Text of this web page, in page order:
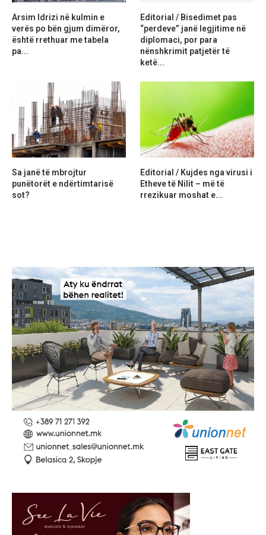
Arsim Idrizi në kulmin e
verës po bën gjum dimëror,
është rrethuar me tabela
pa...
Editorial / Bisedimet pas
“perdeve” janë legjitime në
diplomaci, por para
nënshkrimit patjetër të
ketë...
Sa janë të mbrojtur
punëtorët e ndërtimtarisë
sot?
Editorial / Kujdes nga virusi i
Etheve të Nilit – më të
rrezikuar moshat e...